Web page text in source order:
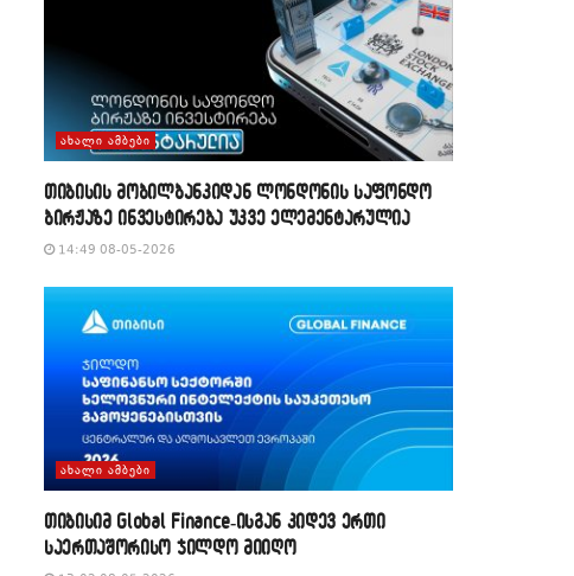
ᲐᲮᲐᲚᲘ ᲐᲛᲑᲔᲑᲘ
თიბისის მობილბანკიდან ლონდონის საფონდო
ბირჟაზე ინვესტირება უკვე ელემენტარულია
14:49 08-05-2026
ᲐᲮᲐᲚᲘ ᲐᲛᲑᲔᲑᲘ
თიბისიმ Global Finance-ისგან კიდევ ერთი
საერთაშორისო ჯილდო მიიღო